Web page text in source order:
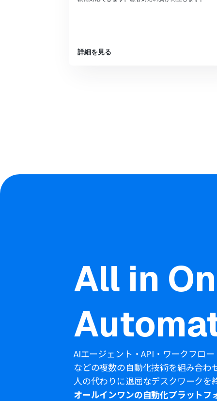
詳細を見る
All in
AIエージェント・API・ワークフロー
などの複数の自動化技術を組み合わ
人の代わりに退屈なデスクワークを
オールインワンの自動化プラットフ